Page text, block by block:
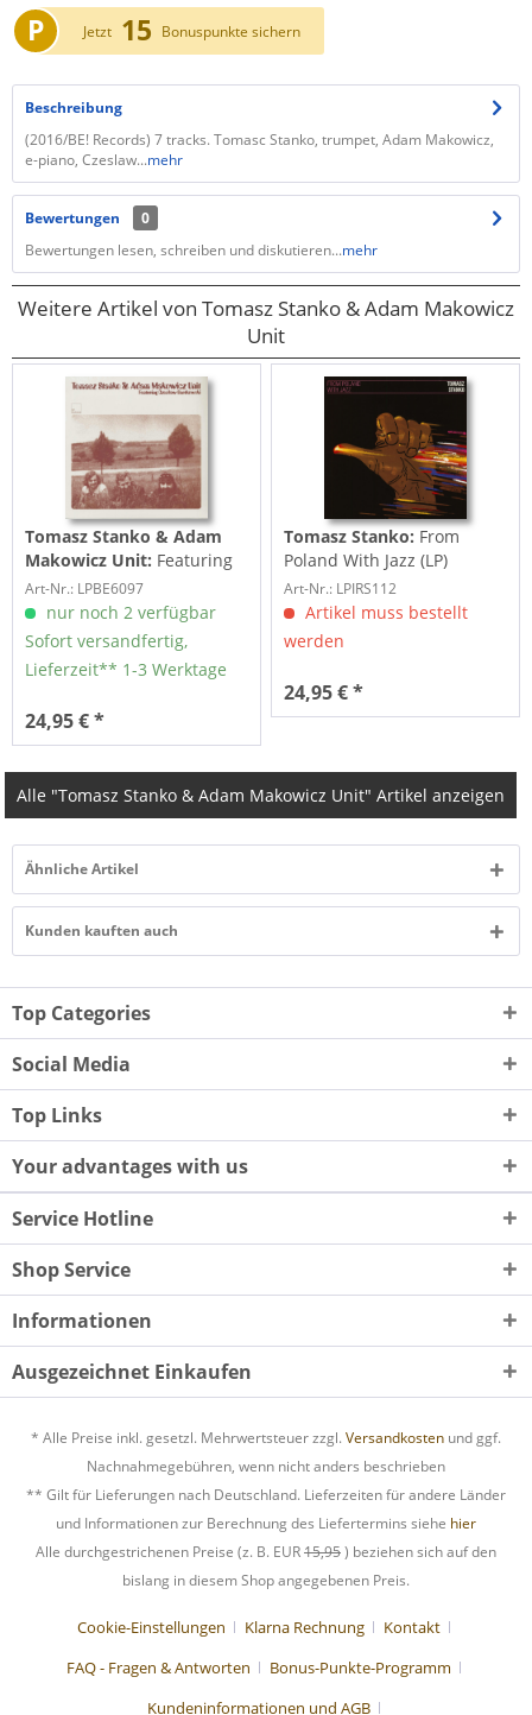
P Jetzt 15 Bonuspunkte sichern
Beschreibung
(2016/BE! Records) 7 tracks. Tomasc Stanko, trumpet, Adam Makowicz,
e-piano, Czeslaw...mehr
Bewertungen
0
Bewertungen lesen, schreiben und diskutieren...mehr
Weitere Artikel von Tomasz Stanko & Adam Makowicz
Unit
Tomasz Stanko & Adam
Makowicz Unit: Featuring
Czeslaw Bartkowski (LP)
Art-Nr.: LPBE6097
nur noch 2 verfügbar
Sofort versandfertig,
Lieferzeit** 1-3 Werktage
24,95 € *
Tomasz Stanko: From
Poland With Jazz (LP)
Art-Nr.: LPIRS112
Artikel muss bestellt
werden
24,95 € *
Alle "Tomasz Stanko & Adam Makowicz Unit" Artikel anzeigen
Ähnliche Artikel
Kunden kauften auch
Top Categories
Social Media
Top Links
Your advantages with us
Service Hotline
Shop Service
Informationen
Ausgezeichnet Einkaufen
* Alle Preise inkl. gesetzl. Mehrwertsteuer zzgl. Versandkosten und ggf.
Nachnahmegebühren, wenn nicht anders beschrieben
** Gilt für Lieferungen nach Deutschland. Lieferzeiten für andere Länder
und Informationen zur Berechnung des Liefertermins siehe hier
Alle durchgestrichenen Preise (z. B. EUR15,95) beziehen sich auf den
bislang in diesem Shop angegebenen Preis.
Cookie-Einstellungen Klarna Rechnung
Kontakt
FAQ - Fragen & Antworten
Bonus-Punkte-Programm
Kundeninformationen und AGB